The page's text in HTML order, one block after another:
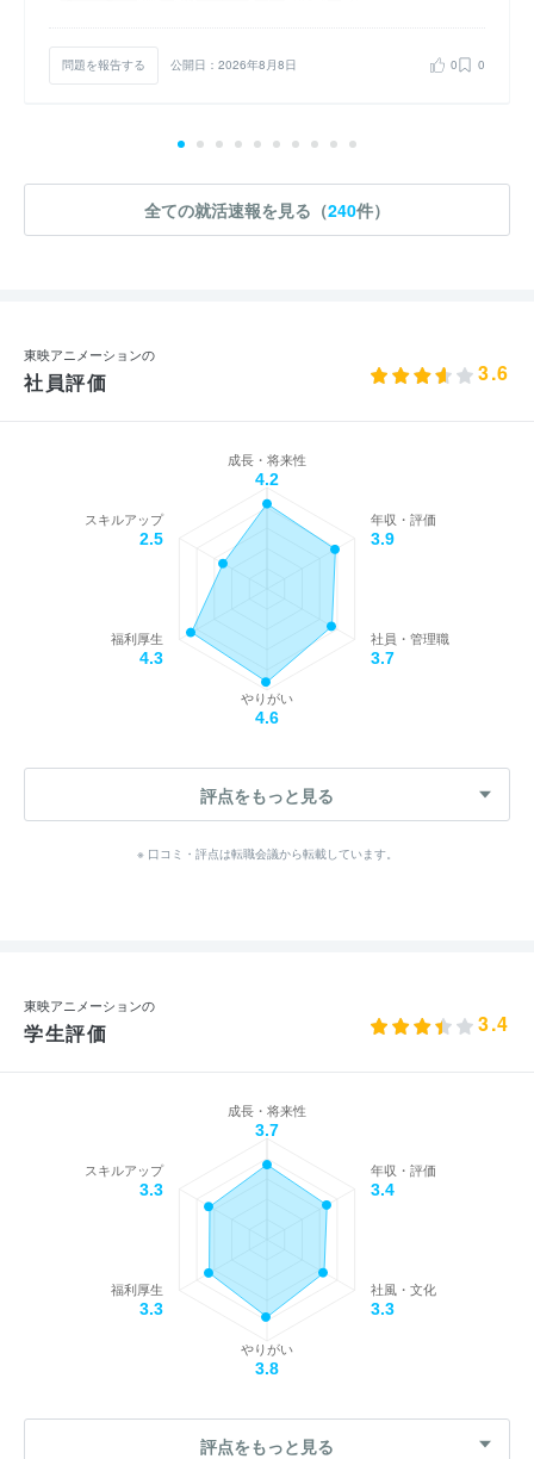
問題を報告する 公開日：2026年8月8日 0 0
全ての就活速報を見る（240件）
東映アニメーションの
社員評価 3.6
成長・将来性
4.2
年収・評価
3.9
社員・管理職
3.7
やりがい
4.6
福利厚生
4.3
スキルアップ
2.5
評点をもっと見る
※ 口コミ・評点は転職会議から転載しています。
東映アニメーションの
学生評価 3.4
成長・将来性
3.7
年収・評価
3.4
社風・文化
3.3
やりがい
3.8
福利厚生
3.3
スキルアップ
3.3
評点をもっと見る